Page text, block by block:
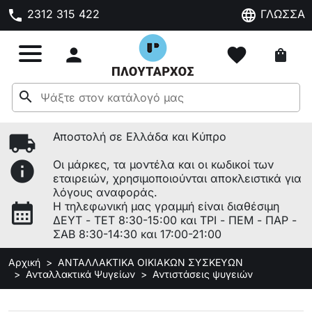
phone 2312 315 422 language ΓΛΩΣΣΑ
 favorite shopping_bag
search
local_shipping Αποστολή σε Ελλάδα και Κύπρο
info
Οι μάρκες, τα μοντέλα και οι κωδικοί των
εταιρειών, χρησιμοποιούνται αποκλειστικά για
λόγους αναφοράς.
calendar_month
Η τηλεφωνική μας γραμμή είναι διαθέσιμη
ΔΕΥΤ - ΤΕΤ 8:30-15:00 και ΤΡΙ - ΠΕΜ - ΠΑΡ -
ΣΑΒ 8:30-14:30 και 17:00-21:00
Αρχική
ΑΝΤΑΛΛΑΚΤΙΚΑ ΟΙΚΙΑΚΩΝ ΣΥΣΚΕΥΩΝ
Ανταλλακτικά Ψυγείων
Αντιστάσεις ψυγειών